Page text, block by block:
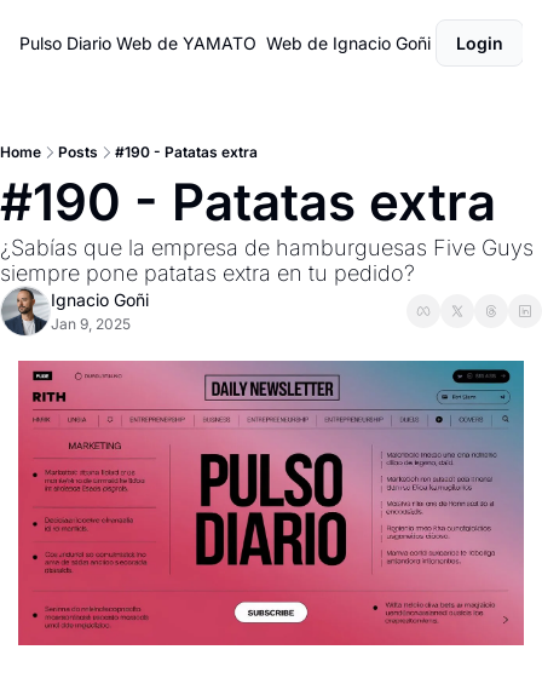
Pulso Diario Web de YAMATO Web de Ignacio Goñi Login
Home Posts #190 - Patatas extra
#190 - Patatas extra
¿Sabías que la empresa de hamburguesas Five Guys
siempre pone patatas extra en tu pedido?
Ignacio Goñi
Jan 9, 2025